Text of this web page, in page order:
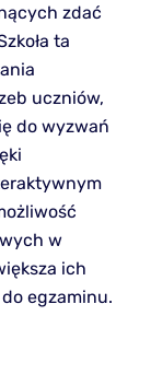
zdać
ta
uczniów,
do wyzwań
w
ich
egzaminu.